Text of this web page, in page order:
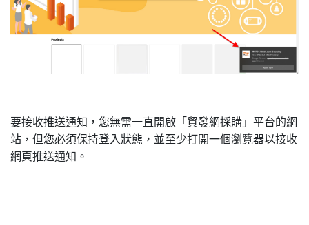
要接收推送通知，您無需一直開啟「貿發網採購」平台的網
站，但您必須保持登入狀態，並至少打開一個瀏覽器以接收
網頁推送通知。